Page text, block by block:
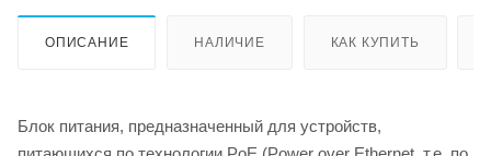
ОПИСАНИЕ НАЛИЧИЕ КАК КУПИТЬ
Блок питания, предназначенный для устройств,